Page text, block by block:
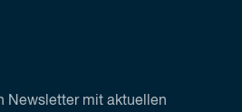
Newsletter mit aktuellen